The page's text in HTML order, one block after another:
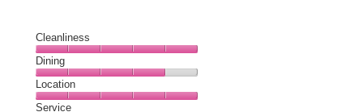
Cleanliness
Cleanliness,
5
out
of
Dining
Dining,
4
Location
Location,
Service